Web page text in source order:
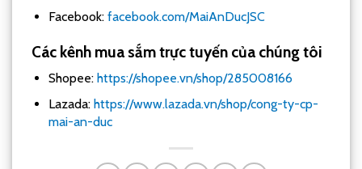
Facebook: facebook.com/MaiAnDucJSC
Các kênh mua sắm trực tuyến của chúng tôi
Shopee: https://shopee.vn/shop/285008166
Lazada: https://www.lazada.vn/shop/cong-ty-cp-
mai-an-duc